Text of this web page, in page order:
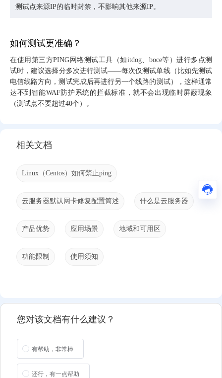
测试点来源IP的临时封禁，不影响其他来源IP。
如何测试更准确？
在使用 第三方PING网络测试工具（如itdog、boce等）进行多点测
试时，建议选择分多次进行测试——每次仅测试单线（比如先测试
电信线路方向，测试完成后再进行另一个线路的测试），这样通常
达不到智能WAF防护系统的拦截标准，就不会出现临时屏蔽现象
（测试点不要超过40个）。
相关文档
Linux（Centos）如何禁止ping
云服务器默认网卡修复配置简述 什么是云服务器
产品优势 应用场景 地域和可用区
功能限制 使用须知
您对该文档有什么建议？
有帮助，非常棒
还行，有一点帮助